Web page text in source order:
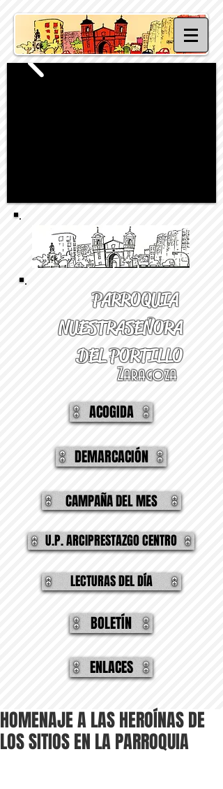
PARROQUIA
NUESTRASEÑORA
DEL PORTILLO
Zaragoza
ACOGIDA
DEMARCACIÓN
CAMPAÑA DEL MES
U.P. ARCIPRESTAZGO CENTRO
LECTURAS DEL DÍA
BOLETÍN
ENLACES
HOMENAJE A LAS HEROÍNAS DE
LOS SITIOS EN LA PARROQUIA